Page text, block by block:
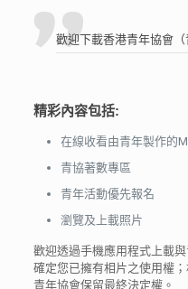
歡迎下載香港青年協會
精彩內容包括:
在線收看由青年製作的
青協著數專區
青年活動優先報名
瀏覽及上載照片
歡迎透過手機應用程式上載
確定您已擁有相片之使用權
青年協會保留最終決定權。